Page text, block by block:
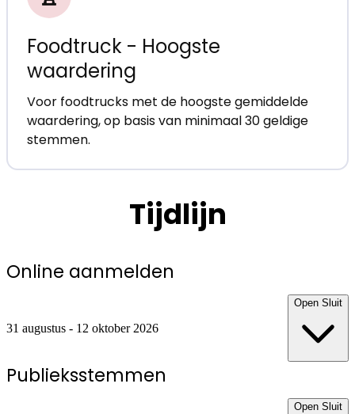
Foodtruck - Hoogste
waardering
Voor foodtrucks met de hoogste gemiddelde
waardering, op basis van minimaal 30 geldige
stemmen.
Tijdlijn
Online aanmelden
31 augustus - 12 oktober 2026
Open Sluit
Publieksstemmen
Open Sluit